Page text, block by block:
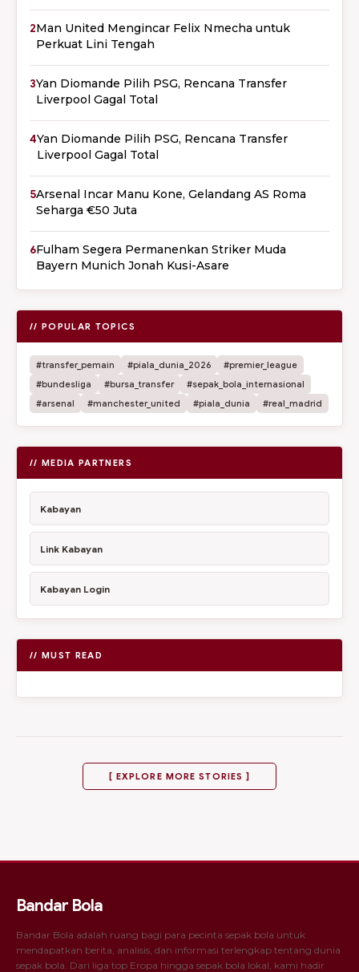
2Man United Mengincar Felix Nmecha untuk
Perkuat Lini Tengah
3Yan Diomande Pilih PSG, Rencana Transfer
Liverpool Gagal Total
4Yan Diomande Pilih PSG, Rencana Transfer
Liverpool Gagal Total
5Arsenal Incar Manu Kone, Gelandang AS Roma
Seharga €50 Juta
6Fulham Segera Permanenkan Striker Muda
Bayern Munich Jonah Kusi-Asare
// POPULAR TOPICS
#transfer_pemain #piala_dunia_2026
#premier_league
#bundesliga
#bursa_transfer
#sepak_bola_internasional
#arsenal
#manchester_united #piala_dunia #real_madrid
// MEDIA PARTNERS
Kabayan
Link Kabayan
Kabayan Login
// MUST READ
[ EXPLORE MORE STORIES ]
Bandar Bola
Bandar Bola adalah ruang bagi para pecinta sepak bola untuk
mendapatkan berita, analisis, dan informasi terlengkap tentang dunia
sepak bola. Dari liga top Eropa hingga sepak bola lokal, kami hadir